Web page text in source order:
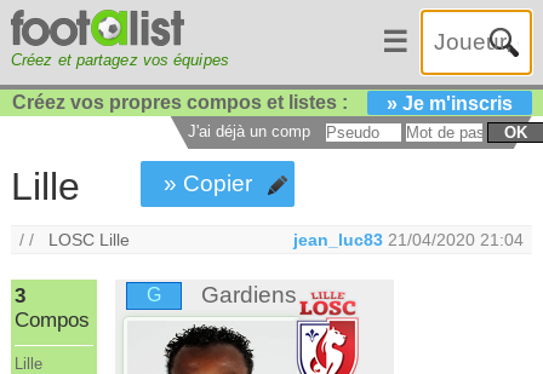
Créez et partagez vos équipes
☰
Créez vos propres compos et listes : » Je m'inscris
J'ai déjà un compte : OK
Lille » Copier
/ / LOSC Lille jean_luc83 21/04/2020 21:04
3
Compos
Lille
G Gardiens